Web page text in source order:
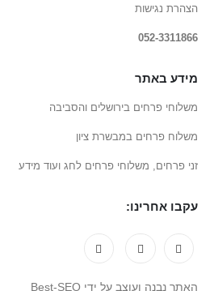
הצהרת נגישות
052-3311866
מידע באתר
משלוחי פרחים בירושלים והסביבה
משלוח פרחים במבשרת ציון
זני פרחים, משלוחי פרחים לחג ועוד מידע
עקבו אחרינו:
האתר נבנה ועוצב על ידי Best-SEO